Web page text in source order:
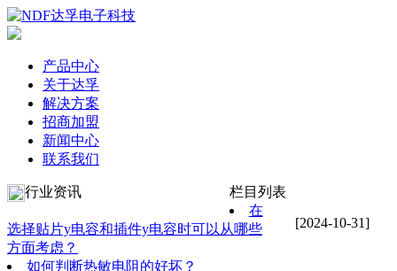
产品中心
关于达孚
解决方案
招商加盟
新闻中心
联系我们
行业资讯 栏目列表
[2024-10-31]
在
选择贴片y电容和插件y电容时可以从哪些
方面考虑？
如何判断热敏电阻的好坏？